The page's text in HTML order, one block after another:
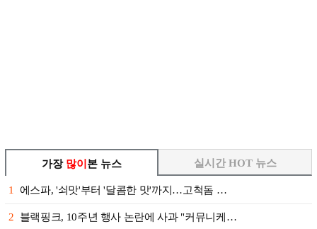
가장 많이 본 뉴스
1 에스파, '쇠맛'부터 '달콤한 맛'까지…고척돔 …
2 블랙핑크, 10주년 행사 논란에 사과 "커뮤니케…
실시간 HOT 뉴스